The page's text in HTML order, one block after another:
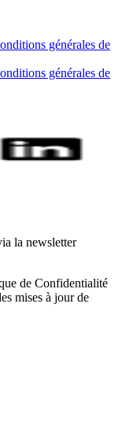
générales de
générales de
la newsletter
de Confidentialité
mises à jour de